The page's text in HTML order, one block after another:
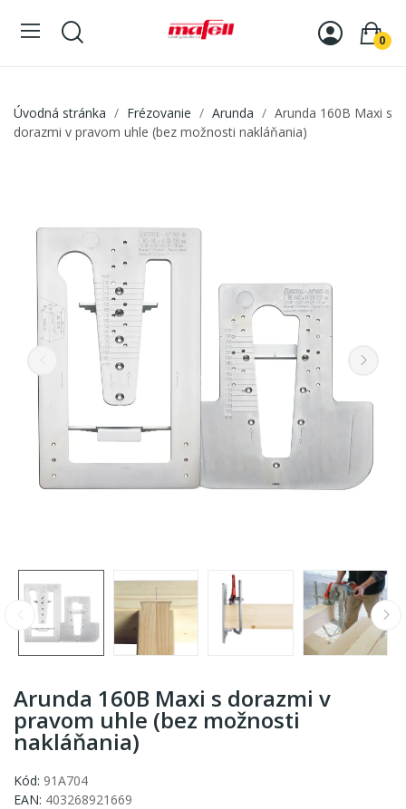
0
Úvodná stránka Frézovanie Arunda
Arunda 160B Maxi s
dorazmi v pravom uhle (bez možnosti nakláňania)
Arunda 160B Maxi s dorazmi v
pravom uhle (bez možnosti
nakláňania)
Kód: 91A704
EAN: 403268921669